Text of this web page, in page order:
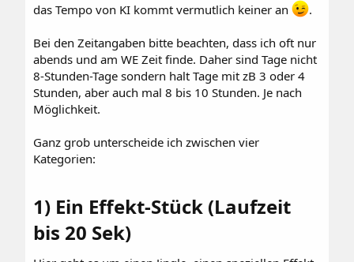
das Tempo von KI kommt vermutlich keiner an
.
Bei den Zeitangaben bitte beachten, dass ich oft nur
abends und am WE Zeit finde. Daher sind Tage nicht
8-Stunden-Tage sondern halt Tage mit zB 3 oder 4
Stunden, aber auch mal 8 bis 10 Stunden. Je nach
Möglichkeit.
Ganz grob unterscheide ich zwischen vier
Kategorien:
1) Ein Effekt-Stück (Laufzeit
bis 20 Sek)​